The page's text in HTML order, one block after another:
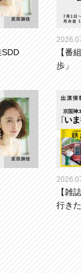
SDD
【番
歩」
【雑
行き